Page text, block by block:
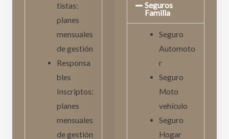
tistas:
planes
mensuales
de gestión
Responsa
bles
Inscriptos:
planes
mensuales
de gestión
Seguros
Familia
Seguro
Automoto
r
Seguro
Moto
vehículo
Seguro
Hogar